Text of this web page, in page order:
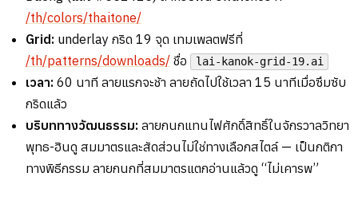
/th/colors/thaitone/
Grid: underlay กริด 19 จุด เทมเพลตฟรีที่
/th/patterns/downloads/ ชื่อ lai-kanok-grid-19.ai
เวลา: 60 นาที ลายแรกจะช้า ลายถัดไปใช้เวลา 15 นาทีเมื่อซึมซับ
กริดแล้ว
บริบททางวัฒนธรรม: ลายกนกแทนไฟศักดิ์สิทธิ์ในจักรวาลวิทยา
พุทธ-ฮินดู สมมาตรและสัดส่วนไม่ใช่ทางเลือกสไตล์ — เป็นกติกา
ทางพิธีกรรม ลายกนกที่สมมาตรแตกอ่านแล้วดู “ไม่เคารพ”